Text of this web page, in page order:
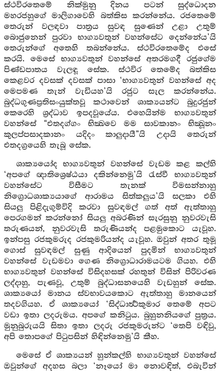
ස්ථවිරතෙමේ නික්මුනු දිනය පටන් සුද්ධොදන
මහරජහුගේ මාලිගාවෙහි බත්කිස කරන්නේය. රජතෙමේ
තෙරුන් වලඳවා පාත්‍රය සුවඳ සුණෙන් උළා උතුම්
බොජුනෙන් පුරවා භාග්‍යවතුන් වහන්සේට දෙන්නේය’යි
තෙරුන්ගේ අතෙහි තබන්නේය. ස්ථවිරතෙමේද එසේ
කරයි. මෙසේ භාග්‍යවතුන් වහන්සේ අතරමගදී රජුගේම
පිණ්ඩපාතය වැලඳූ සේක. ස්ථවිර තෙමේද බත්කිස
කෙළවර දවසක් දවසක් පාසා ‘භාග්‍යවතුන් වහන්සේ අද
මෙපමණ තැන් වැඩියහ’යි රජුට සැල කරන්නේය.
බුද්ධගුණප්‍රතිසංයුක්තවූ කථාවෙන් ශාක්‍යයන්ට බුදුරජුන්
කෙරෙහි ශ්‍රද්ධාව ඉපදවූයේය. එහෙයින්ම භාග්‍යවතුන්
වහන්සේ “එතදග්ගං භික්‍ඛවෙ මම සාවකානං භික්‍ඛූනං
කුලප්පසාදකානං යදිදං කාලුදායී”යි උදායි තෙරුන්
එතදග්‍රයෙහි තැබූ සේක.
ශාක්‍යයෝද භාග්‍යවතුන් වහන්සේ වැඩම කළ කල්හි
‘අපගේ ඥාතිශ්‍රෙෂ්ඨයා දකින්නෙමු’යි රැස්වී භාග්‍යවතුන්
වහන්සේට විසීමට තැනක් විමසන්නාහු
නිග්‍රොධශාක්‍යයාගේ ආරාමය සිත්කලුය’යි සලකා එහි
සියලු පිළිදැගුම්විදි කරවා සුවඳමල් ගත් අත් ඇත්තාහු
පෙරගමන් කරන්නෝ සියලු අබරණින් සැරසුනු නුවරවැසි
තරුණයන්, නුවරවැසි තරුණියන්ද පළමුකොට යැවූහ.
ඉන්පසු රජකුමරුද රජකුමරියන්ද යැවූහ. ඔවුන් අතර තුමූ
ගොස් සුවඳමල් සුණු ආදියෙන් පුදමින් භාග්‍යවතුන්
වහන්සේ වැඩමවා ගෙණ නිග්‍රොධාරාමයටම ගියහ. එහි
භාග්‍යවතුන් වහන්සේ විසිදහසක් රහතුන් විසින් පිරිවරණ
ලද්දාහු, පැණවූ, උතුම් බුද්ධාසනයෙහි වැඩහුන් සේක.
ශාක්‍යයෝ මානය ස්වභාවයකොට ඇත්තාහු මානයෙන්
තදවගියහ. ඒ ශාක්‍යයෝ ‘සිද්ධාර්‍ත්‍ථකුමාර තෙමේ අපට
වඩා ඉතා ලදරුමය. අපගේ කනිටුය. බුහුනනියගේ පුත්‍රය.
මුනුබුරුයයි සිතා ඉතා ලදරු රජකුමරුන්ට ‘තෙපි වඳිවු,
අපි තොපගේ පිටුපසින් හිඳින්නෙමු’යි කීහ.
මෙසේ ඒ ශාක්‍යයන් හුන්කල්හි භාග්‍යවතුන් වහන්සේ
ඔවුන්ගේ අදහස බලා ‘නෑයෝ මා නොවඳිත්, එබැවින්